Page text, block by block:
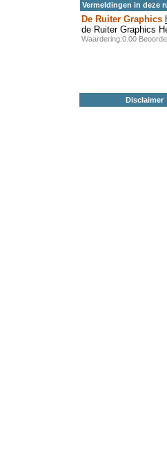
Vermeldingen in deze
De Ruiter Graphics
de Ruiter Graphics
Waardering:0.00
Disclaimer